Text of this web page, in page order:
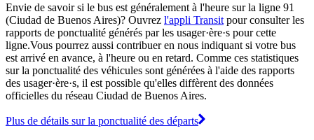
Envie de savoir si le bus est généralement à l'heure sur la ligne 91
(Ciudad de Buenos Aires)? Ouvrez l'appli Transit pour consulter les
rapports de ponctualité générés par les usager·ère·s pour cette
ligne.Vous pourrez aussi contribuer en nous indiquant si votre bus
est arrivé en avance, à l'heure ou en retard. Comme ces statistiques
sur la ponctualité des véhicules sont générées à l'aide des rapports
des usager·ère·s, il est possible qu'elles diffèrent des données
officielles du réseau Ciudad de Buenos Aires.
Plus de détails sur la ponctualité des départs